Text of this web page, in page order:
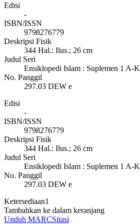
Edisi
-
ISBN/ISSN
9798276779
Deskripsi Fisik
344 Hal.: Ilus.; 26 cm
Judul Seri
Ensiklopedi Islam : Suplemen 1 A-K
No. Panggil
297.03 DEW e
Edisi
-
ISBN/ISSN
9798276779
Deskripsi Fisik
344 Hal.: Ilus.; 26 cm
Judul Seri
Ensiklopedi Islam : Suplemen 1 A-K
No. Panggil
297.03 DEW e
Ketersediaan1
Tambahkan ke dalam keranjang
Unduh MARCSitasi